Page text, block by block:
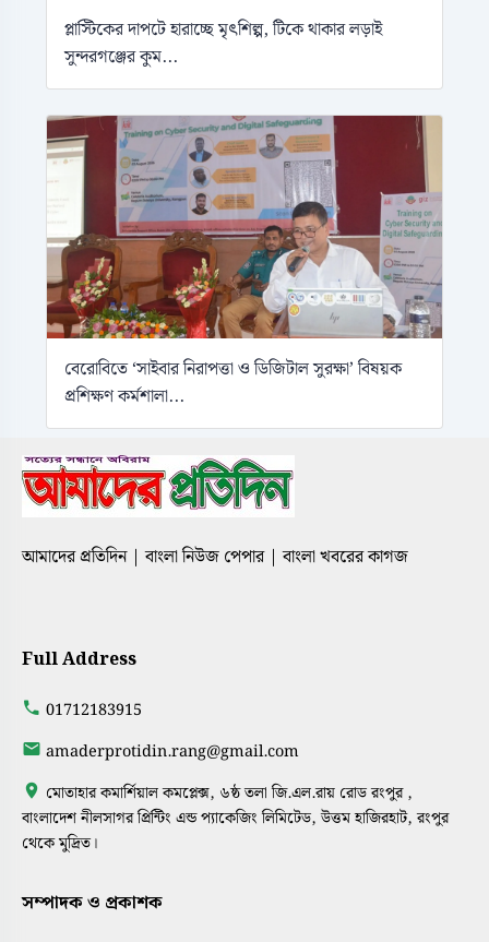
প্লাস্টিকের দাপটে হারাচ্ছে মৃৎশিল্প, টিকে থাকার লড়াই
সুন্দরগঞ্জের কুম...
বেরোবিতে ‘সাইবার নিরাপত্তা ও ডিজিটাল সুরক্ষা’ বিষয়ক
প্রশিক্ষণ কর্মশালা...
আমাদের প্রতিদিন | বাংলা নিউজ পেপার | বাংলা খবরের কাগজ
Full Address
01712183915
amaderprotidin.rang@gmail.com
মোতাহার কমার্শিয়াল কমপ্লেক্স, ৬ষ্ঠ তলা জি.এল.রায় রোড রংপুর ,
বাংলাদেশ নীলসাগর প্রিন্টিং এন্ড প্যাকেজিং লিমিটেড, উত্তম হাজিরহাট, রংপুর
থেকে মুদ্রিত।
সম্পাদক ও প্রকাশক